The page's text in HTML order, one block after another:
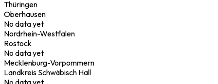
Thüringen
Oberhausen
No data yet
Nordrhein-Westfalen
Rostock
No data yet
Mecklenburg-Vorpommern
Landkreis Schwäbisch Hall
No data yet